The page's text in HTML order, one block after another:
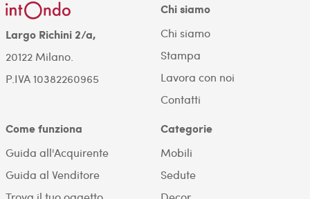
Largo Richini 2/a,
20122 Milano.
P.IVA 10382260965
Chi siamo
Chi siamo
Stampa
Lavora con noi
Contatti
Come funziona
Guida all'Acquirente
Guida al Venditore
Categorie
Mobili
Sedute